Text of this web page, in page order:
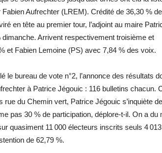
Aufrechter (LREM). Crédité de 36,30 %
en tête au premier tour, l’adjoint au maire
Arrivent respectivement troisième et
et Fabien Lemoine (PS) avec 7,84 % des voix.
le bureau de vote n°2, l’annonce des résultats
à Patrice Jégouic : 116 bulletins chacun.
du Chemin vert, Patrice Jégouic s’inquiète de
pas 30 % de participation, déplore-t-il. On a du
quasiment 11 000 électeurs inscrits seuls 4 013
de 62,79 %.